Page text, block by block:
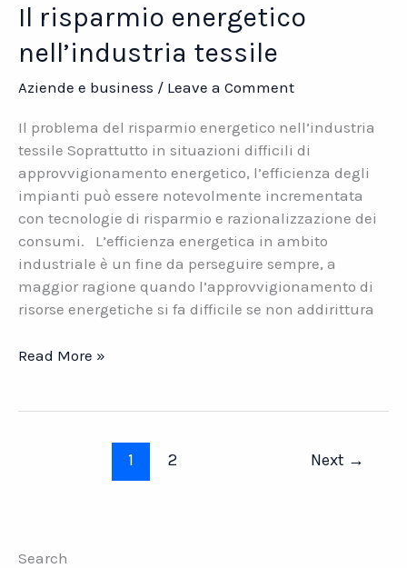
Il risparmio energetico
nell’industria tessile
Aziende e business / Leave a Comment
Il problema del risparmio energetico nell’industria
tessile Soprattutto in situazioni difficili di
approvvigionamento energetico, l’efficienza degli
impianti può essere notevolmente incrementata
con tecnologie di risparmio e razionalizzazione dei
consumi. L’efficienza energetica in ambito
industriale è un fine da perseguire sempre, a
maggior ragione quando l’approvvigionamento di
risorse energetiche si fa difficile se non addirittura
Il
Read More »
1 2 Next →
Search